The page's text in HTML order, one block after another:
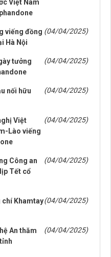
Việt Nam
viếng đồng
Hà Nội
(04/04/2025)
tưởng
(04/04/2025)
nối hữu
(04/04/2025)
Việt
Lào viếng
(04/04/2025)
Công an
Tết cổ
(04/04/2025)
chí Khamtay(04/04/2025)
An thăm
(04/04/2025)